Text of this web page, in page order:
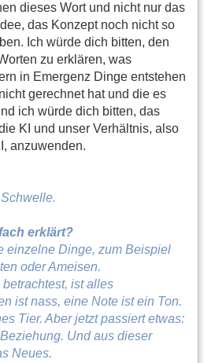
dieses Wort und nicht nur das
das Konzept noch nicht so
Ich würde dich bitten, den
zu erklären, was
in Emergenz Dinge entstehen
gerechnet hat und die es
ich würde dich bitten, das
KI und unser Verhältnis, also
anzuwenden.
erklärt?
einzelne Dinge, zum Beispiel
oder Ameisen.
ist alles
ist nass, eine Note ist ein Ton.
Tier. Aber jetzt passiert etwas:
Und aus dieser
Neues.